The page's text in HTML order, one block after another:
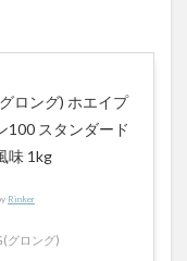
ロング) ホエイプ
100 スタンダード
味 1kg
Rinker
グロング)